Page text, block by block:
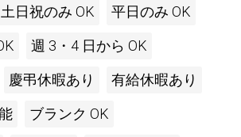
土日祝のみ OK 平日のみ OK
週 3・4 日から OK
慶弔休暇あり 有給休暇あり
ブランク OK